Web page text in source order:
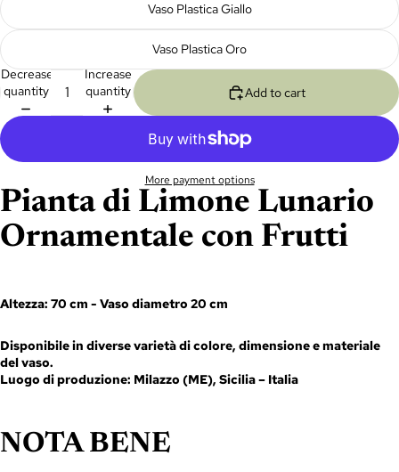
Vaso Plastica Giallo
Vaso Plastica Oro
Decrease
quantity
Increase
quantity
Add to cart
More payment options
Pianta di Limone Lunario
Ornamentale con Frutti
Altezza: 70 cm - Vaso diametro 20 cm
Disponibile in diverse varietà di colore, dimensione e materiale
del vaso.
Luogo di produzione: Milazzo (ME), Sicilia – Italia
NOTA BENE